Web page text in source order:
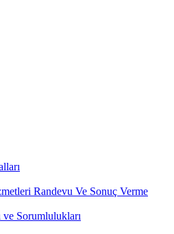
Randevu Ve Sonuç Verme
ve Sorumlulukları